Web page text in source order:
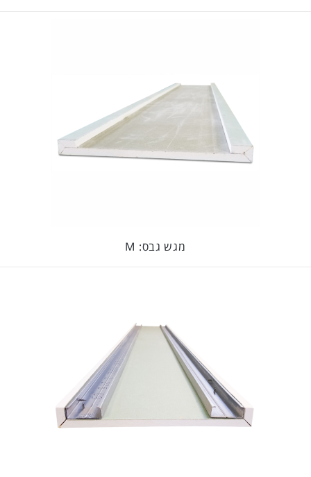
מגש גבס: M